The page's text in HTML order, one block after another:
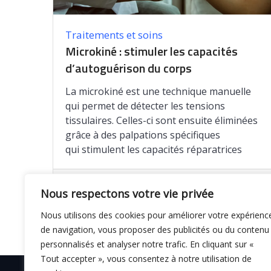
Nous respectons votre vie privée
Nous utilisons des cookies pour améliorer votre
de navigation, vous proposer des publicités ou du contenu
personnalisés et analyser notre trafic. En cliquant sur «
Tout accepter », vous consentez à notre utilisation de
Traitements et soins
Microkiné : stimuler les capacités
d’autoguérison du corps
La microkiné est une technique manuelle
qui permet de détecter les tensions
tissulaires. Celles-ci sont ensuite éliminées
grâce à des palpations spécifiques
qui stimulent les capacités réparatrices
Enregistrer